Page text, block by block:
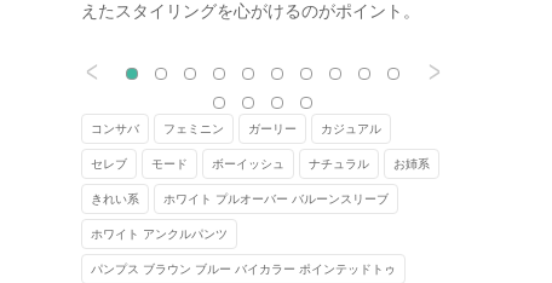
えたスタイリングを心がけるのがポイント。
こちらのスナップでは、ふんわりと広がるバル
ーンスリーブトップスに同色のホワイトパンツ
を合わせて、清潔感たっぷりに仕上げていま
す。ブルーのアクセントが効いたパンプスによ
って、知的な印象も生まれていますね。ホワイ
ト一色の着こなしはぼやけて見えがちですが、
寒色系のバッグがしっかりと引き締めてメリハ
リをプラスしています♪
< >
コンサバ フェミニン ガーリー カジュアル
セレブ モード ボーイッシュ ナチュラル お姉系
きれい系 ホワイト プルオーバー バルーンスリーブ
ホワイト アンクルパンツ
パンプス ブラウン ブルー バイカラー ポインテッドトゥ